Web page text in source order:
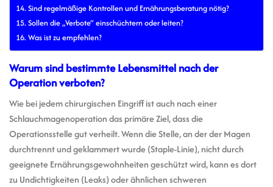
Sind regelmäßige Kontrollen und Ernährungsberatung nötig?
Sollen die „Verbote“ einschüchtern oder leiten?
Was ist zu empfehlen?
Warum sind bestimmte Lebensmittel nach der
Operation verboten?
Wie bei jedem chirurgischen Eingriff ist auch nach einer
Schlauchmagenoperation das primäre Ziel, dass die
Operationsstelle gut verheilt. Wenn die Stelle, an der der Magen
durchtrennt und geklammert wurde (Staple-Linie), nicht durch
geeignete Ernährungsgewohnheiten geschützt wird, kann es dort
zu Undichtigkeiten (Leaks) oder ähnlichen schweren